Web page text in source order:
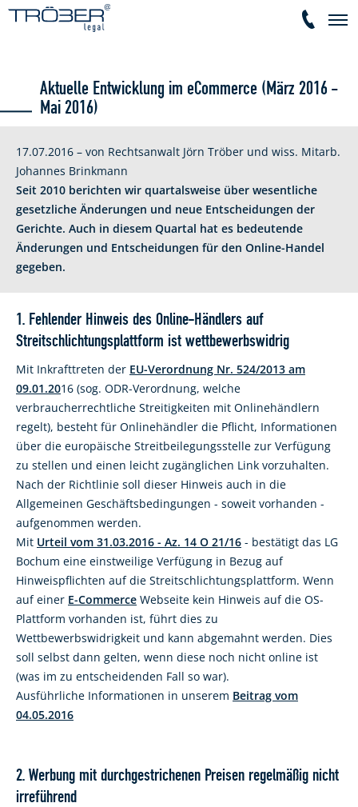
Aktuelle Entwicklung im eCommerce (März 2016 -
Mai 2016)
17.07.2016 – von Rechtsanwalt Jörn Tröber und wiss. Mitarb.
Johannes Brinkmann
Seit 2010 berichten wir quartalsweise über wesentliche
gesetzliche Änderungen und neue Entscheidungen der
Gerichte. Auch in diesem Quartal hat es bedeutende
Änderungen und Entscheidungen für den Online-Handel
gegeben.
1. Fehlender Hinweis des Online-Händlers auf
Streitschlichtungsplattform ist wettbewerbswidrig
Mit Inkrafttreten der EU-Verordnung Nr. 524/2013 am
09.01.2016 (sog. ODR-Verordnung, welche
verbraucherrechtliche Streitigkeiten mit Onlinehändlern
regelt), besteht für Onlinehändler die Pflicht, Informationen
über die europäische Streitbeilegungsstelle zur Verfügung
zu stellen und einen leicht zugänglichen Link vorzuhalten.
Nach der Richtlinie soll dieser Hinweis auch in die
Allgemeinen Geschäftsbedingungen - soweit vorhanden -
aufgenommen werden.
Mit Urteil vom 31.03.2016 - Az. 14 O 21/16 - bestätigt das LG
Bochum eine einstweilige Verfügung in Bezug auf
Hinweispflichten auf die Streitschlichtungsplattform. Wenn
auf einer E-Commerce Webseite kein Hinweis auf die OS-
Plattform vorhanden ist, führt dies zu
Wettbewerbswidrigkeit und kann abgemahnt werden. Dies
soll selbst dann gelten, wenn diese noch nicht online ist
(was im zu entscheidenden Fall so war).
Ausführliche Informationen in unserem Beitrag vom
04.05.2016
2. Werbung mit durchgestrichenen Preisen regelmäßig nicht
irreführend